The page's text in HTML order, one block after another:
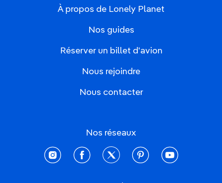
À propos de Lonely Planet
Nos guides
Réserver un billet d'avion
Nous rejoindre
Nous contacter
Nos réseaux
instagramfacebooktwitter pinterestyoutube